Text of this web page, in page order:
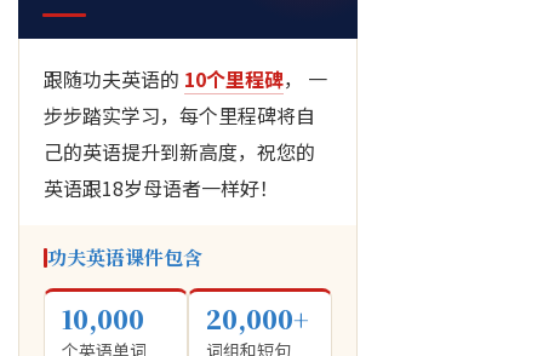
跟随功夫英语的 10个里程碑， 一
步步踏实学习，每个里程碑将自
己的英语提升到新高度，祝您的
英语跟18岁母语者一样好！
功夫英语课件包含
10,000
个英语单词
20,000+
词组和短句